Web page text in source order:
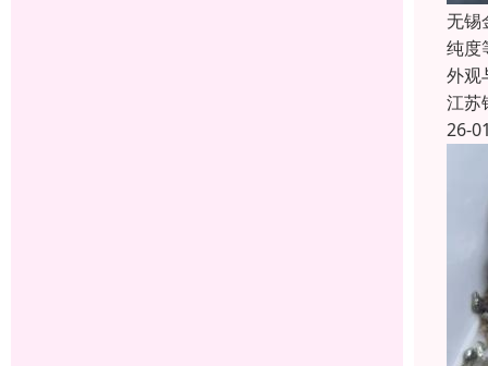
无锡
纯度
外观
江苏
26-